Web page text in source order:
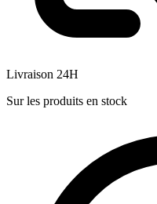
Livraison 24H
Sur les produits en stock